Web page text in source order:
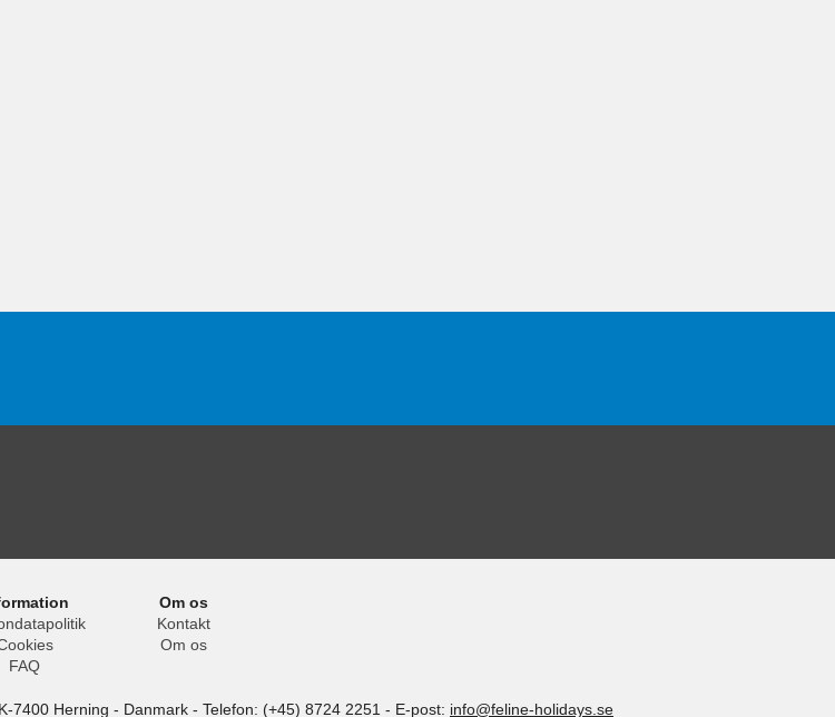
FAQ
Om os
Kontakt
Om os
7400 Herning - Danmark - Telefon: (+45) 8724 2251 - E-post: info@feline-holidays.se